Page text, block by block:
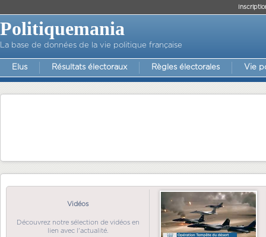
Politiquemania
La base de données de la vie politique française
Elus Résultats électoraux Règles électorales Vie
Vidéos
Découvrez notre sélection de vidéos en
lien avec l'actualité.